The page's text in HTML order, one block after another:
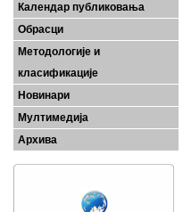
Календар публиковања
Обрасци
Методологије и
класификације
Новинари
Мултимедија
Архива